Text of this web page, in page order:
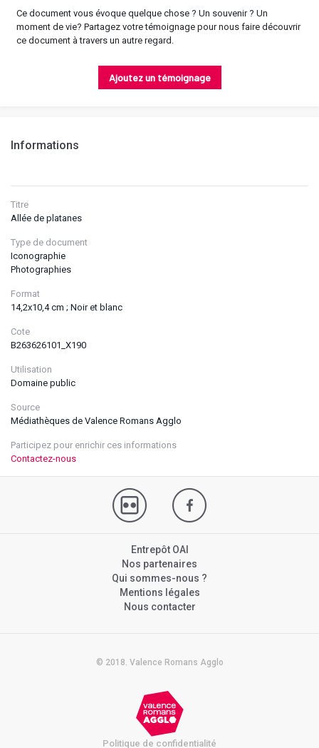
Informations
Titre
Allée de platanes
Type de document
Iconographie
Photographies
Format
14,2x10,4 cm ; Noir et blanc
Cote
B263626101_X190
Utilisation
Domaine public
Source
Médiathèques de Valence Romans Agglo
Participez pour enrichir ces informations
Contactez-nous
Ce document vous évoque quelque chose ? Un souvenir ? Un
moment de vie? Partagez votre témoignage pour nous faire découvrir
ce document à travers un autre regard.
Ajoutez un témoignage
Entrepôt OAI
Nos partenaires
Qui sommes-nous ?
Mentions légales
Nous contacter
© 2018. Valence Romans Agglo
Politique de confidentialité